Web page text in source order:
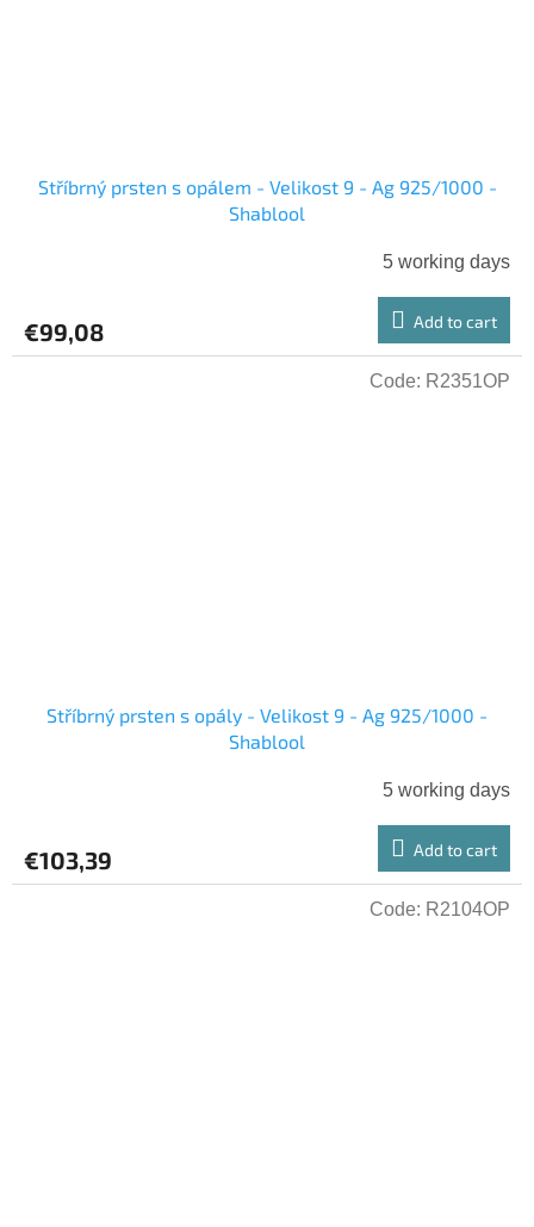
Stříbrný prsten s opálem - Velikost 9 - Ag 925/1000 -
Shablool
5 working days
€99,08 Add to cart
Stříbrný prsten s opály - Velikost 9 - Ag 925/1000 -
Shablool
5 working days
€103,39 Add to cart
Code: R2351OP
Code: R2104OP